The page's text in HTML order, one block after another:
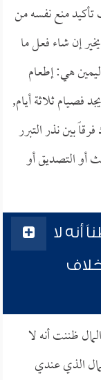
منع نفسه من
إن شاء فعل ما
هي: إطعام
فصيام ثلاثة أيام,
بين نذر التبرر
أو التصديق أو
لا
ظننت أنه لا
الذي عندي